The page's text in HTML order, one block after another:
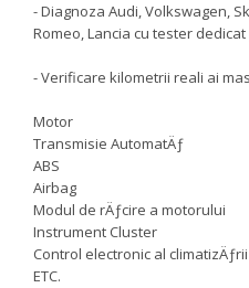
- Diagnoza Audi, Volkswagen,
Romeo, Lancia cu tester
- Verificare kilometrii reali ai
Motor
Transmisie AutomatÄƒ
ABS
Airbag
Modul de rÄƒcire a motorului
Instrument Cluster
Control electronic al climatizÄƒrii
ETC.